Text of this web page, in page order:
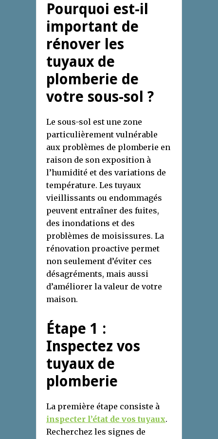
Pourquoi est-il
important de
rénover les
tuyaux de
plomberie de
votre sous-sol ?
Le sous-sol est une zone
particulièrement vulnérable
aux problèmes de plomberie en
raison de son exposition à
l’humidité et des variations de
température. Les tuyaux
vieillissants ou endommagés
peuvent entraîner des fuites,
des inondations et des
problèmes de moisissures. La
rénovation proactive permet
non seulement d’éviter ces
désagréments, mais aussi
d’améliorer la valeur de votre
maison.
Étape 1 :
Inspectez vos
tuyaux de
plomberie
La première étape consiste à
inspecter l’état de vos tuyaux.
Recherchez les signes de